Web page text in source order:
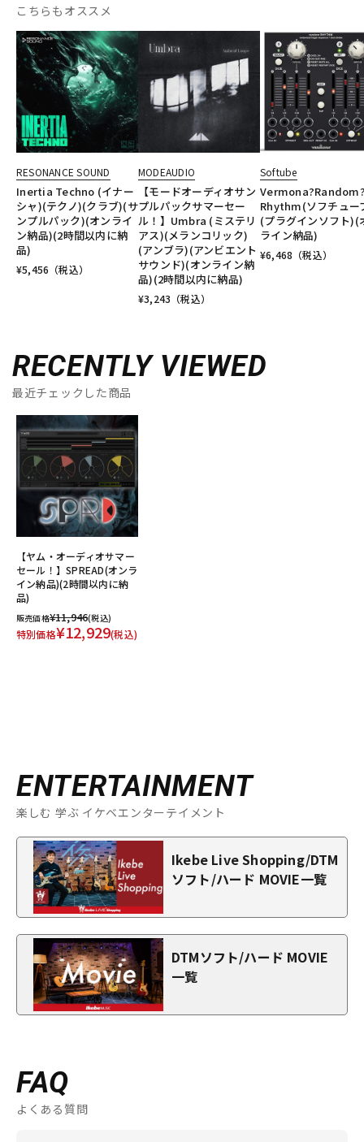
こちらもオススメ
RESONANCE SOUND
Inertia Techno (イナー
シャ)(テクノ)(クラブ)(サ
ンプルパック)(オンライ
ン納品)(2時間以内に納
品)
¥5,456 （税込）
MODEAUDIO
【モードオーディオサン
プルパックサマーセー
ル！】Umbra (ミステリ
アス)(メランコリック)
(アンブラ)(アンビエント
サウンド)(オンライン納
品)(2時間以内に納品)
¥3,243 （税込）
Softube
Rhythm(ソフチュー
(プラグインソフト)(
ライン納品)
¥6,468 （税込）
RECENTLY VIEWED
最近チェックした商品
【ヤム・オーディオサマー
セール！】SPREAD(オンラ
イン納品)(2時間以内に納
品)
販売価格¥11,946(税込)
特別価格¥12,929(税込)
ENTERTAINMENT
楽しむ 学ぶ イケベエンターテイメント
Ikebe Live Shopping/DTM
ソフト/ハード MOVIE一覧
DTMソフト/ハード MOVIE
一覧
FAQ
よくある質問